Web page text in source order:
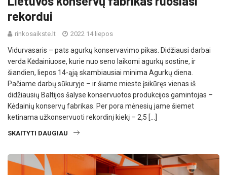
rekordui
rinkosaikste.lt 2022 14 liepos
Vidurvasaris – pats agurkų konservavimo pikas. Didžiausi darbai
verda Kėdainiuose, kurie nuo seno laikomi agurkų sostine, ir
šiandien, liepos 14-ąją skambiausiai minima Agurkų diena.
Pačiame darbų sūkuryje – ir šiame mieste įsikūręs vienas iš
didžiausių Baltijos šalyse konservuotos produkcijos gamintojas –
Kėdainių konservų fabrikas. Per pora mėnesių jame šiemet
ketinama užkonservuoti rekordinį kiekį – 2,5 […]
SKAITYTI DAUGIAU